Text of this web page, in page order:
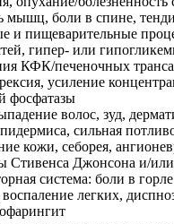
мышц, боли в спине,
и пищеварительные
гипер- или
КФК/печеночных
усиление
фосфатазы
волос, зуд,
сильная
кожи, себорея,
Стивенса Джонсона и/
система: боли в
легких,